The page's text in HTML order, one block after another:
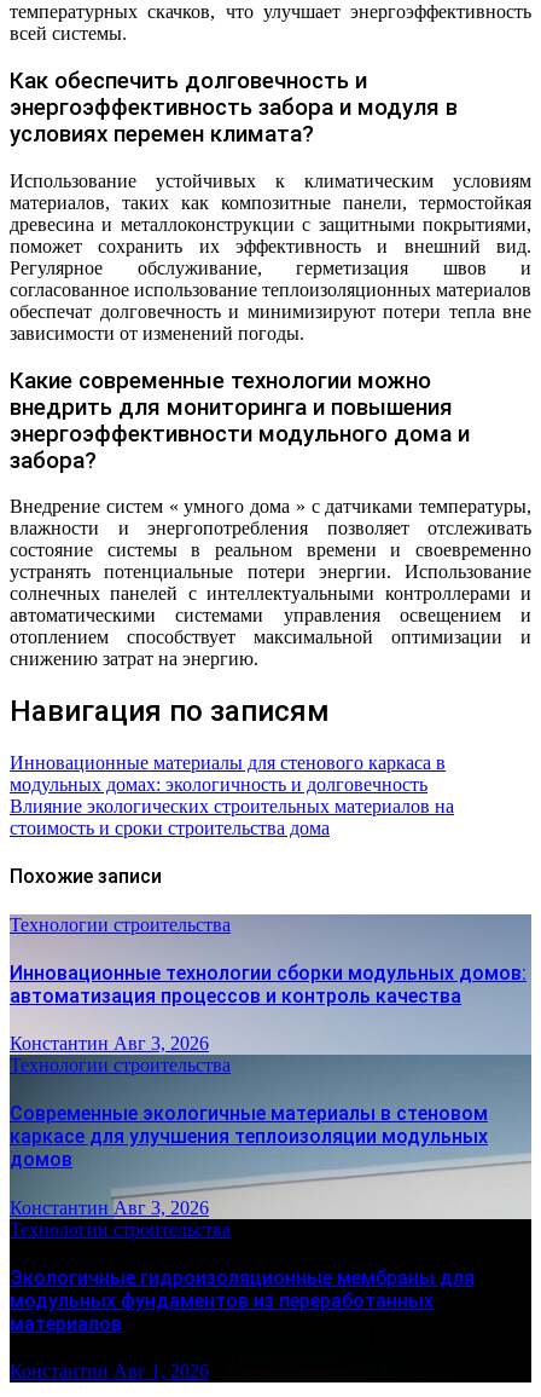
температурных скачков, что улучшает энергоэффективность
всей системы.
Как обеспечить долговечность и
энергоэффективность забора и модуля в
условиях перемен климата?
Использование устойчивых к климатическим условиям
материалов, таких как композитные панели, термостойкая
древесина и металлоконструкции с защитными покрытиями,
поможет сохранить их эффективность и внешний вид.
Регулярное обслуживание, герметизация швов и
согласованное использование теплоизоляционных материалов
обеспечат долговечность и минимизируют потери тепла вне
зависимости от изменений погоды.
Какие современные технологии можно
внедрить для мониторинга и повышения
энергоэффективности модульного дома и
забора?
Внедрение систем « умного дома » с датчиками температуры,
влажности и энергопотребления позволяет отслеживать
состояние системы в реальном времени и своевременно
устранять потенциальные потери энергии. Использование
солнечных панелей с интеллектуальными контроллерами и
автоматическими системами управления освещением и
отоплением способствует максимальной оптимизации и
снижению затрат на энергию.
Навигация по записям
Инновационные материалы для стенового каркаса в
модульных домах: экологичность и долговечность
Влияние экологических строительных материалов на
стоимость и сроки строительства дома
Похожие записи
Технологии строительства
Инновационные технологии сборки модульных домов:
автоматизация процессов и контроль качества
Константин Авг 3, 2026
Технологии строительства
Современные экологичные материалы в стеновом
каркасе для улучшения теплоизоляции модульных
домов
Константин Авг 3, 2026
Технологии строительства
Экологичные гидроизоляционные мембраны для
модульных фундаментов из переработанных
материалов
Константин Авг 1, 2026